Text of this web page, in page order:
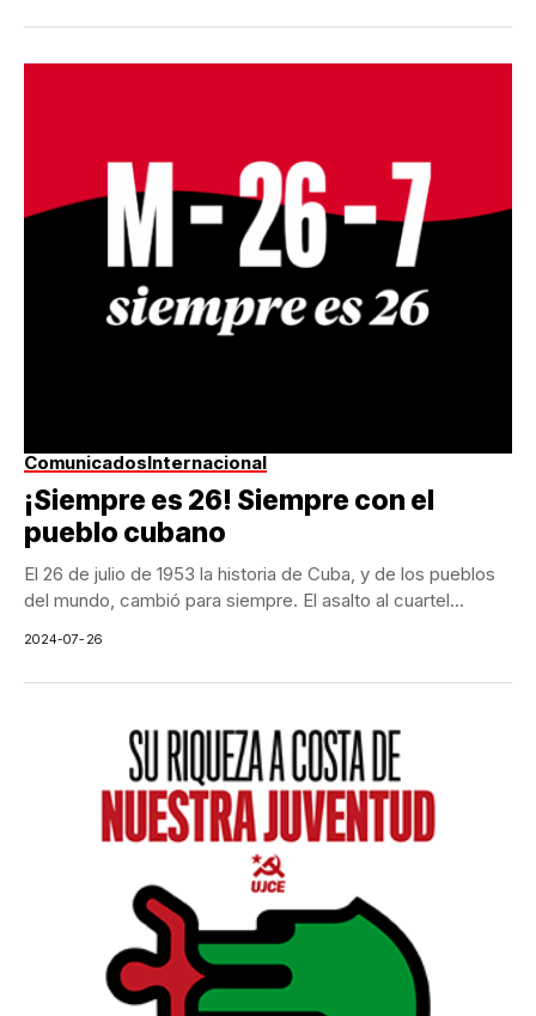
ComunicadosInternacional
¡Siempre es 26! Siempre con el
pueblo cubano
El 26 de julio de 1953 la historia de Cuba, y de los pueblos
del mundo, cambió para siempre. El asalto al cuartel...
2024-07-26